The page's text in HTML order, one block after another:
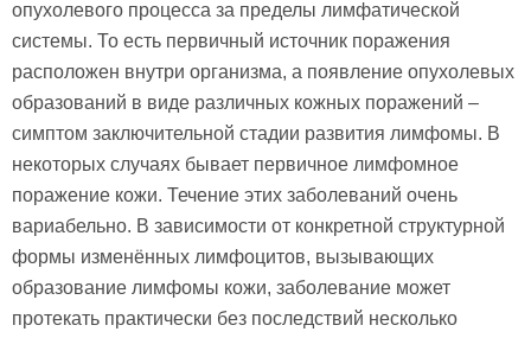
опухолевого процесса за пределы лимфатической
системы. То есть первичный источник поражения
расположен внутри организма, а появление опухолевых
образований в виде различных кожных поражений –
симптом заключительной стадии развития лимфомы. В
некоторых случаях бывает первичное лимфомное
поражение кожи. Течение этих заболеваний очень
вариабельно. В зависимости от конкретной структурной
формы изменённых лимфоцитов, вызывающих
образование лимфомы кожи, заболевание может
протекать практически без последствий несколько